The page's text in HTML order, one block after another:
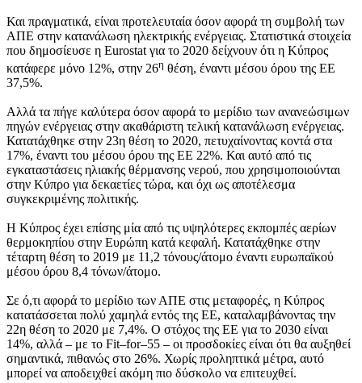
Και πραγματικά, είναι προτελευταία όσον αφορά τη συμβολή των
ΑΠΕ στην κατανάλωση ηλεκτρικής ενέργειας. Στατιστικά στοιχεία
που δημοσίευσε η Eurostat για το 2020 δείχνουν ότι η Κύπρος
κατάφερε μόνο 12%, στην 26η θέση, έναντι μέσου όρου της ΕΕ
37,5%.
Αλλά τα πήγε καλύτερα όσον αφορά το μερίδιο των ανανεώσιμων
πηγών ενέργειας στην ακαθάριστη τελική κατανάλωση ενέργειας.
Κατατάχθηκε στην 23η θέση το 2020, πετυχαίνοντας κοντά στα
17%, έναντι του μέσου όρου της ΕΕ 22%. Και αυτό από τις
εγκαταστάσεις ηλιακής θέρμανσης νερού, που χρησιμοποιούνται
στην Κύπρο για δεκαετίες τώρα, και όχι ως αποτέλεσμα
συγκεκριμένης πολιτικής.
Η Κύπρος έχει επίσης μία από τις υψηλότερες εκπομπές αερίων
θερμοκηπίου στην Ευρώπη κατά κεφαλή. Κατατάχθηκε στην
τέταρτη θέση το 2019 με 11,2 τόνους/άτομο έναντι ευρωπαϊκού
μέσου όρου 8,4 τόνων/άτομο.
Σε ό,τι αφορά το μερίδιο των ΑΠΕ στις μεταφορές, η Κύπρος
κατατάσσεται πολύ χαμηλά εντός της ΕΕ, καταλαμβάνοντας την
22η θέση το 2020 με 7,4%. Ο στόχος της ΕΕ για το 2030 είναι
14%, αλλά – με το Fit–for–55 – οι προσδοκίες είναι ότι θα αυξηθεί
σημαντικά, πιθανώς στο 26%. Χωρίς προληπτικά μέτρα, αυτό
μπορεί να αποδειχθεί ακόμη πιο δύσκολο να επιτευχθεί.